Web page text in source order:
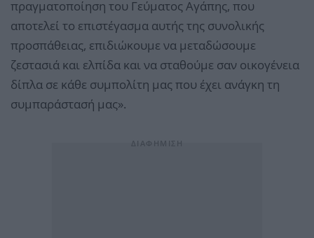
πραγματοποίηση του Γεύματος Αγάπης, που
αποτελεί το επιστέγασμα αυτής της συνολικής
προσπάθειας, επιδιώκουμε να μεταδώσουμε
ζεστασιά και ελπίδα και να σταθούμε σαν οικογένεια
δίπλα σε κάθε συμπολίτη μας που έχει ανάγκη τη
συμπαράστασή μας».